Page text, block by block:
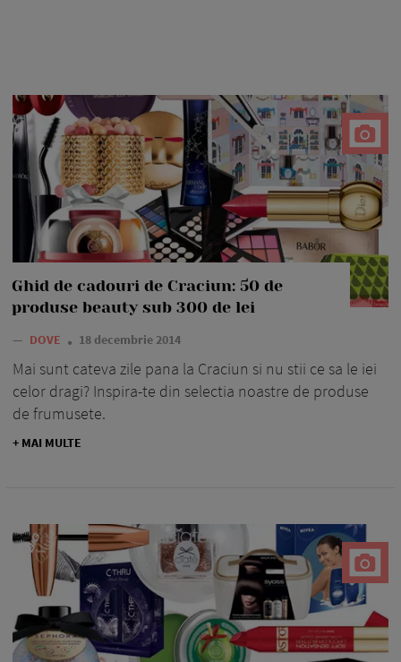
Ghid de cadouri de Craciun: 50 de
produse beauty sub 300 de lei
— DOVE 18 decembrie 2014
Mai sunt cateva zile pana la Craciun si nu stii ce sa le iei
celor dragi? Inspira-te din selectia noastre de produse
de frumusete.
+ MAI MULTE